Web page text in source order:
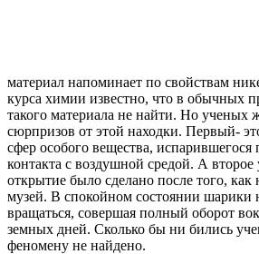
материал напоминает по свойствам
курса химии известно, что в обычных
такого материала не найти. Но ученых
сюрпризов от этой находки. Первый-
сфер особого вещества, испарившегося
контакта с воздушной средой. А второе
открытие было сделано после того, как
музей. В спокойном состоянии шарики
вращаться, совершая полный оборот
земных дней. Сколько бы ни бились
феномену не найдено.